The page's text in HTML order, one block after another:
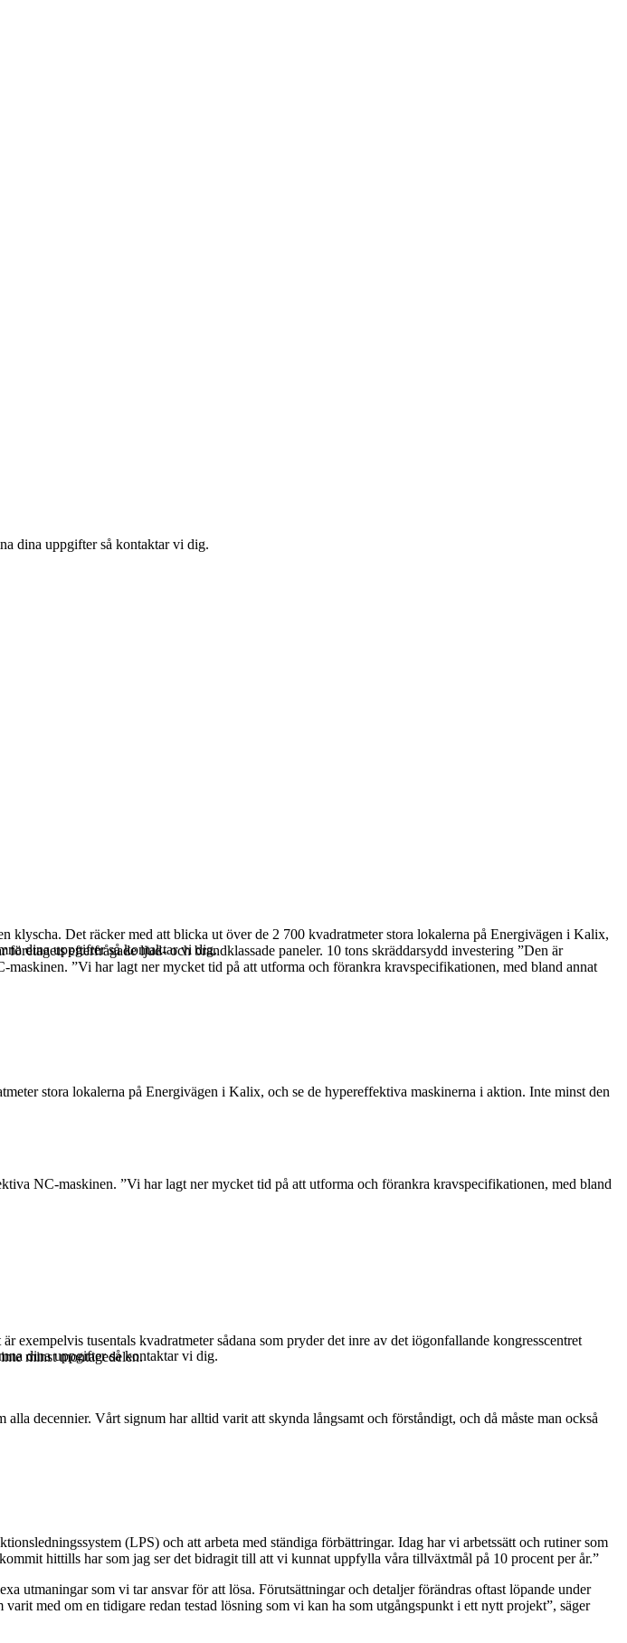
dina uppgifter så kontaktar vi dig.
dina uppgifter så kontaktar vi dig.
dina uppgifter så kontaktar vi dig.
Det räcker med att blicka ut över de 2 700 kvadratmeter stora lokalerna på Energivägen i Kalix,
efterfrågade ljud- och brandklassade paneler. 10 tons skräddarsydd investering ”Den är
”Vi har lagt ner mycket tid på att utforma och förankra kravspecifikationen, med bland annat
stora lokalerna på Energivägen i Kalix, och se de hypereffektiva maskinerna i aktion. Inte minst den
NC-maskinen. ”Vi har lagt ner mycket tid på att utforma och förankra kravspecifikationen, med bland
tusentals kvadratmeter sådana som pryder det inre av det iögonfallande kongresscentret
minst montagedelen.
decennier. Vårt signum har alltid varit att skynda långsamt och förståndigt, och då måste man också
(LPS) och att arbeta med ständiga förbättringar. Idag har vi arbetssätt och rutiner som
hittills har som jag ser det bidragit till att vi kunnat uppfylla våra tillväxtmål på 10 procent per år.”
utmaningar som vi tar ansvar för att lösa. Förutsättningar och detaljer förändras oftast löpande under
med om en tidigare redan testad lösning som vi kan ha som utgångspunkt i ett nytt projekt”, säger